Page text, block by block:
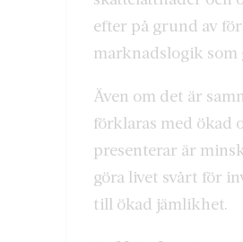
efter på grund av
marknadslogik
Även om det är
förklaras med ökad
presenterar är
göra livet svårt för
till ökad jämlikhet.